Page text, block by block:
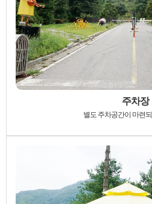
주차장
별도 주차공간이 마련